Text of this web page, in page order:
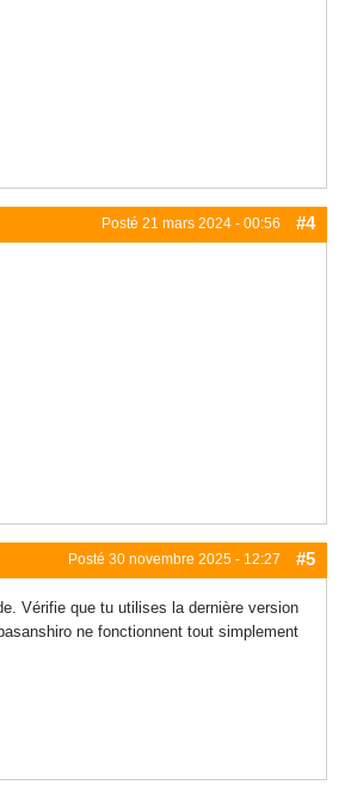
Posté 21 mars 2024 - 00:56 #4
Posté 30 novembre 2025 - 12:27 #5
Vérifie que tu utilises la dernière version
ne fonctionnent tout simplement